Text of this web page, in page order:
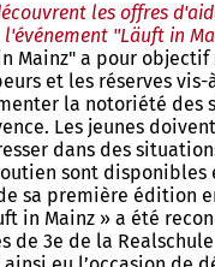
les offres
l'événement "Läuft in
Mainz" a pour
et les réserves vis-
la notoriété des
Les jeunes
dans des
sont disponibles
sa première édition
in Mainz » a été
de 3e de la